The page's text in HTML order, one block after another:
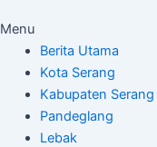
Menu
Berita Utama
Kota Serang
Kabupaten Serang
Pandeglang
Lebak